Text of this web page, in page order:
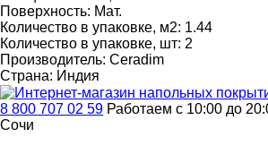
Поверхность: Мат.
Количество в упаковке, м2: 1.44
Количество в упаковке, шт: 2
Производитель: Ceradim
Страна: Индия
8 800 707 02 59 Работаем с 10:00 до
Сочи